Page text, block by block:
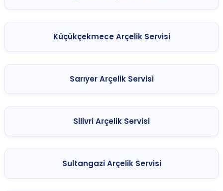
Küçükçekmece Arçelik Servisi
Sarıyer Arçelik Servisi
Silivri Arçelik Servisi
Sultangazi Arçelik Servisi